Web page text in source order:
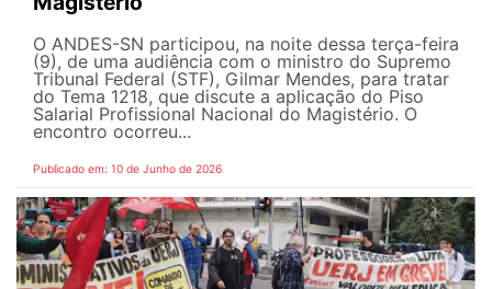
O ANDES-SN participou, na noite dessa terça-feira
(9), de uma audiência com o ministro do Supremo
Tribunal Federal (STF), Gilmar Mendes, para tratar
do Tema 1218, que discute a aplicação do Piso
Salarial Profissional Nacional do Magistério. O
encontro ocorreu...
Publicado em: 10 de Junho de 2026